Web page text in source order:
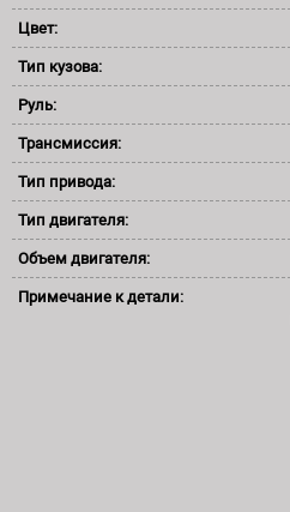
Цвет:
Тип кузова:
Руль:
Трансмиссия:
Тип привода:
Тип двигателя:
Объем двигателя:
Примечание к детали: